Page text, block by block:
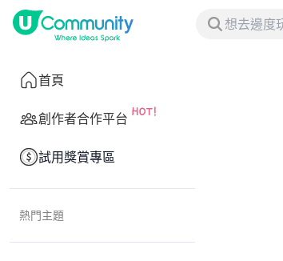
首頁
創作者合作平台
試用獎賞專區
熱門主題